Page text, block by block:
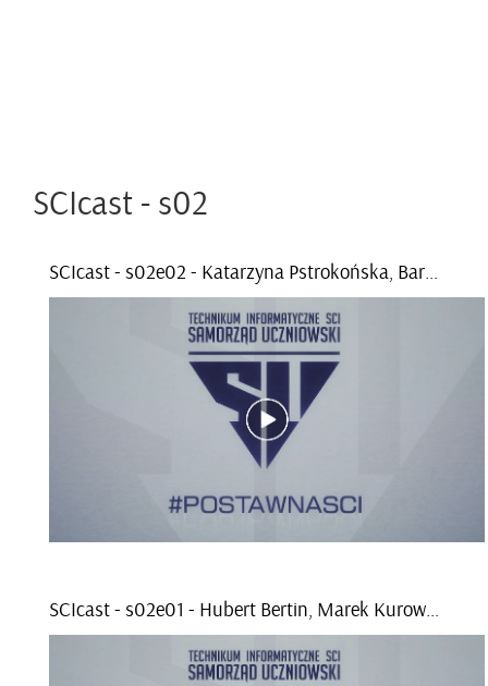
SCI­cast - s02
SCI­cast - s02e­02 - Ka­ta­rzy­na Pstro­koń­ska, Bar­tosz Po­sze­lęż­ny
SCI­cast - s02e­01 - Hu­bert Ber­tin, Marek Ku­row­ski, Filip Rudis, Mak­sy­mi­lian Ga­szew­ski